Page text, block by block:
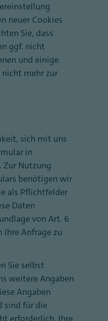
neuer Cookies
Sie, dass
ggf. nicht
und einige
mehr zur
sich mit uns
in
Zur Nutzung
benötigen wir
als Pflichtfelder
Daten
von Art. 6
Ihre Anfrage zu
Sie selbst
weitere Angaben
Angaben
sind für die
erforderlich. Ihre